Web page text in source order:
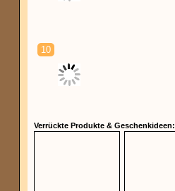
10
Verrückte Produkte & Geschenkideen: